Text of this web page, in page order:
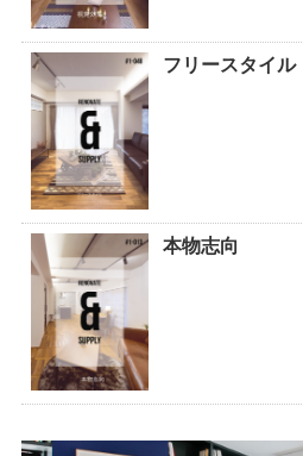
フリースタイル
本物志向